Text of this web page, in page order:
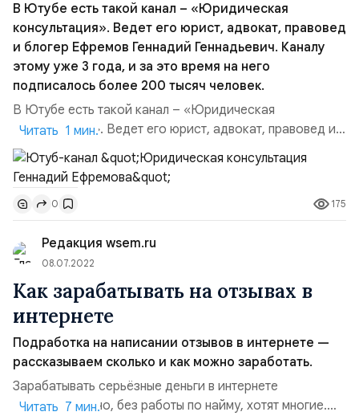
В Ютубе есть такой канал – «Юридическая
консультация». Ведет его юрист, адвокат, правовед
и блогер Ефремов Геннадий Геннадьевич. Каналу
этому уже 3 года, и за это время на него
подписалось более 200 тысяч человек.
В Ютубе есть такой канал – «Юридическая
консультация». Ведет его юрист, адвокат, правовед и
блогер Ефремов Геннадий Геннадьевич. Каналу этому
уже 3 года, и за это время на него подписалось более
200 тысяч человек. Отзывы и у канала, и у юриста
весьма положительные. Так многие зрители
видеороликов Геннадия Ефремова отмечают, что они
вполне применимы на п...
Читать 1 мин.
0 175
Редакция wsem.ru
08.07.2022
Как зарабатывать на отзывах в
интернете
Подработка на написании отзывов в интернете —
рассказываем сколько и как можно заработать.
Зарабатывать серьёзные деньги в интернете
самостоятельно, без работы по найму, хотят многие.
Читать 7 мин.